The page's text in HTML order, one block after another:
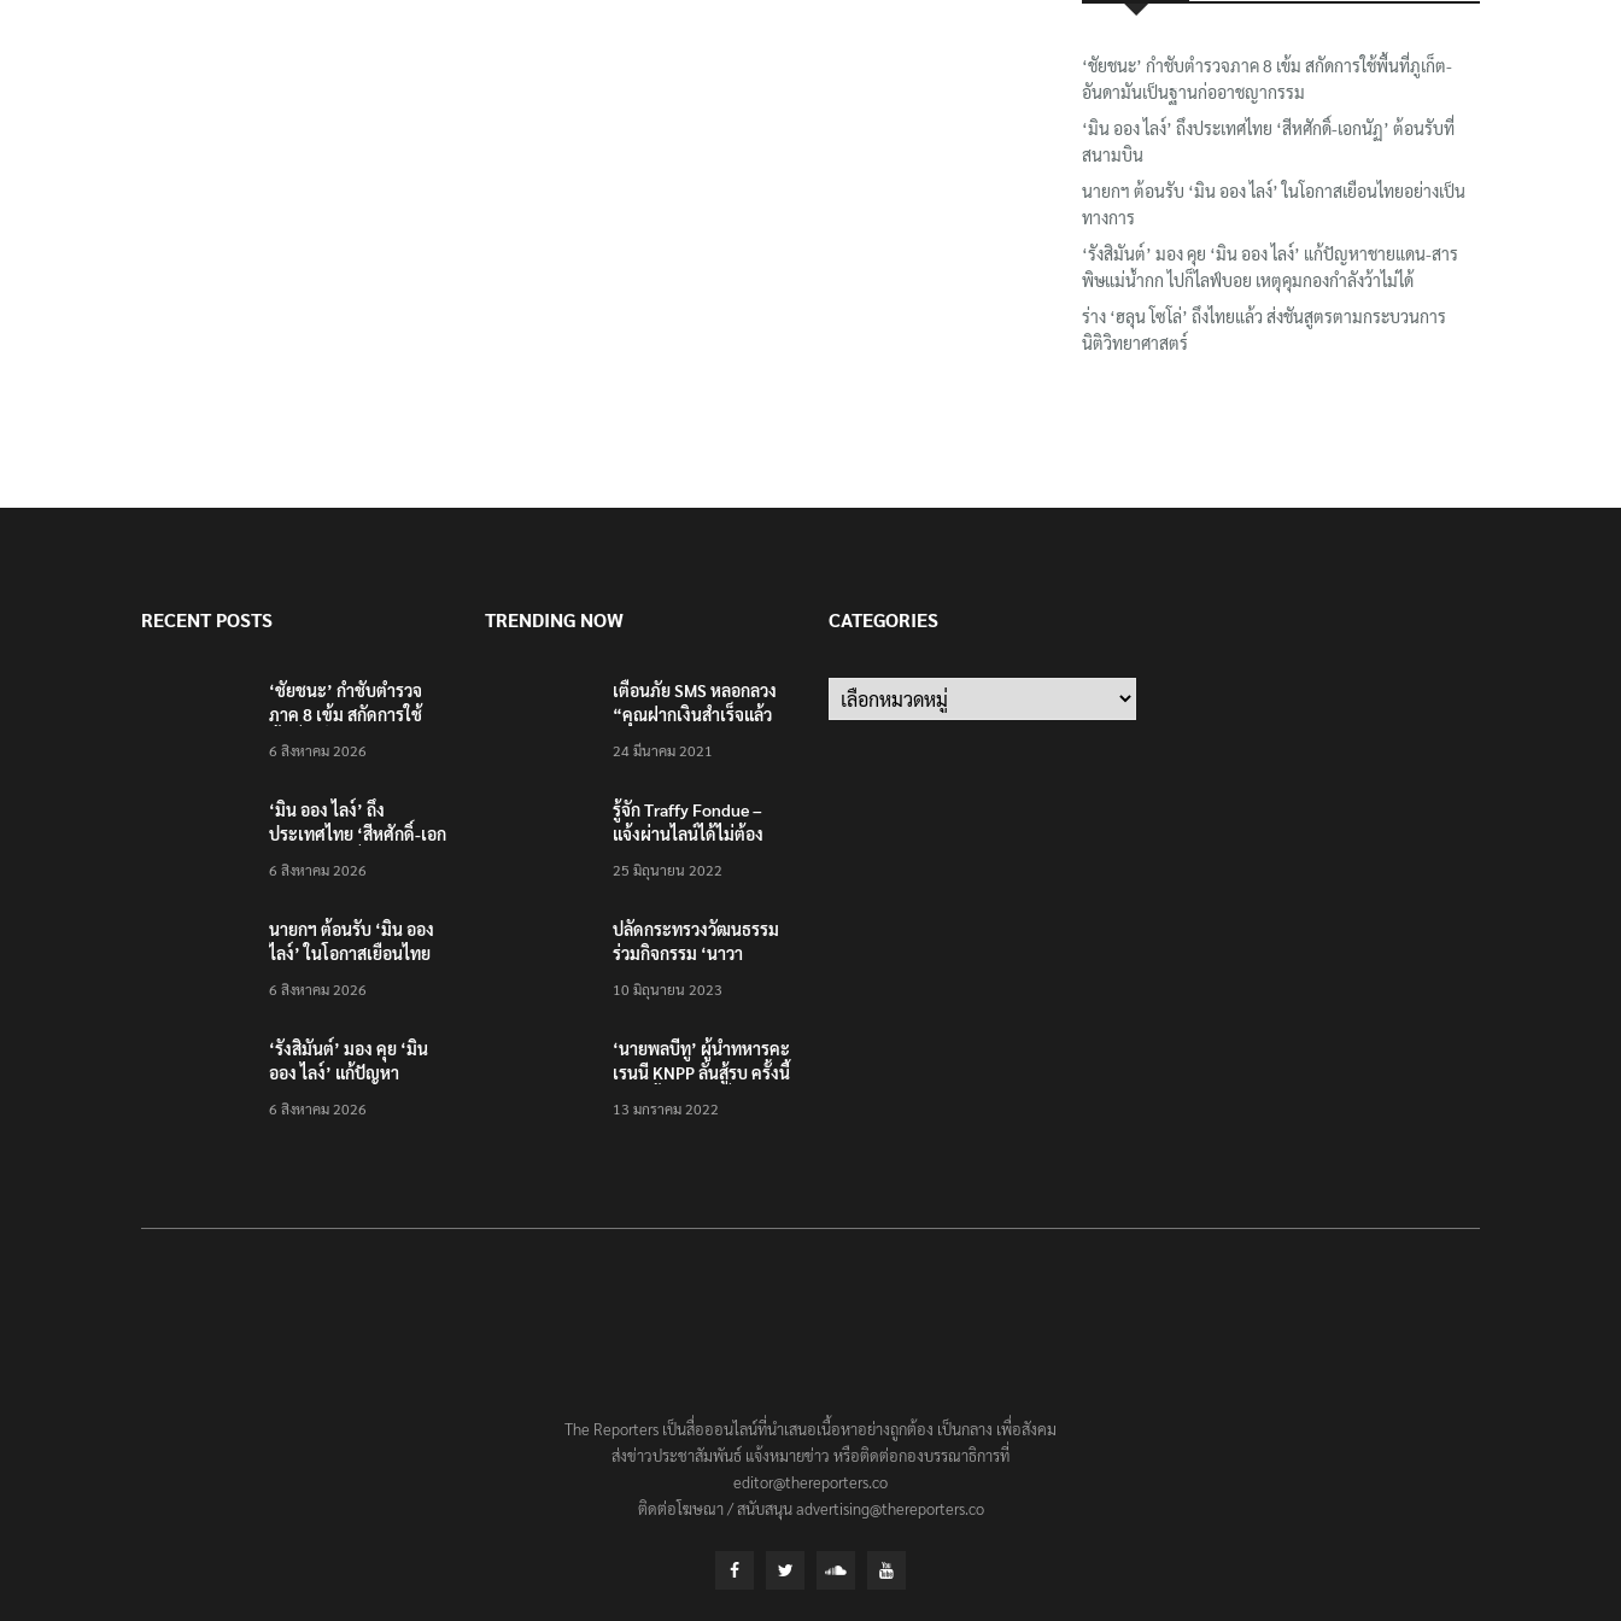
‘ชัยชนะ’ กำชับตำรวจภาค 8 เข้ม สกัดการใช้พื้นที่ภูเก็ต-
อันดามันเป็นฐานก่ออาชญากรรม
‘มิน ออง ไลง์’ ถึงประเทศไทย ‘สีหศักดิ์-เอกนัฏ’ ต้อนรับที่
สนามบิน
นายกฯ ต้อนรับ ‘มิน ออง ไลง์’ ในโอกาสเยือนไทยอย่างเป็น
ทางการ
‘รังสิมันต์’ มอง คุย ‘มิน ออง ไลง์’ แก้ปัญหาชายแดน-สาร
พิษแม่น้ำกก ไปก็ไลฟ์บอย เหตุคุมกองกำลังว้าไม่ได้
ร่าง ‘ฮลุน โซโล่’ ถึงไทยแล้ว ส่งชันสูตรตามกระบวนการ
นิติวิทยาศาสตร์
RECENT POSTS
‘ชัยชนะ’ กำชับตำรวจ
ภาค 8 เข้ม สกัดการใช้
ฐานก่ออาชญากรรม
6 สิงหาคม 2026
‘มิน ออง ไลง์’ ถึง
ประเทศไทย ‘สีหศักดิ์-เอก
6 สิงหาคม 2026
นายกฯ ต้อนรับ ‘มิน ออง
ไลง์’ ในโอกาสเยือนไทย
6 สิงหาคม 2026
‘รังสิมันต์’ มอง คุย ‘มิน
ออง ไลง์’ แก้ปัญหา
ไปก็ไลฟ์บอย เหตุคุมกอง
6 สิงหาคม 2026
TRENDING NOW
เตือนภัย SMS หลอกลวง
“คุณฝากเงินสำเร็จแล้ว
200,000 บาท”
24 มีนาคม 2021
รู้จัก Traffy Fondue –
แจ้งผ่านไลน์ได้ไม่ต้อง
ทั่วไทย ไม่ใช่แค่ในกรุง
25 มิถุนายน 2022
ปลัดกระทรวงวัฒนธรรม
ร่วมกิจกรรม ‘นาวา
ตักบาตรทางน้ำ
10 มิถุนายน 2023
‘นายพลบีทู’ ผู้นำทหารคะ
เรนนี KNPP ลั่นสู้รบ ครั้งนี้
ประชาชนต้องชนะ
13 มกราคม 2022
CATEGORIES
Categories
The Reporters เป็นสื่อออนไลน์ที่นำเสนอเนื้อหาอย่างถูกต้อง เป็นกลาง เพื่อสังคม
ส่งข่าวประชาสัมพันธ์ แจ้งหมายข่าว หรือติดต่อกองบรรณาธิการที่
editor@thereporters.co
ติดต่อโฆษณา / สนับสนุน advertising@thereporters.co